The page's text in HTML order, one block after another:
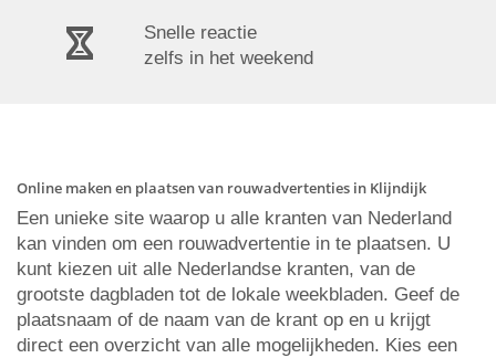
Snelle reactie
zelfs in het weekend
Online maken en plaatsen van rouwadvertenties in Klijndijk
Een unieke site waarop u alle kranten van Nederland
kan vinden om een rouwadvertentie in te plaatsen. U
kunt kiezen uit alle Nederlandse kranten, van de
grootste dagbladen tot de lokale weekbladen. Geef de
plaatsnaam of de naam van de krant op en u krijgt
direct een overzicht van alle mogelijkheden. Kies een